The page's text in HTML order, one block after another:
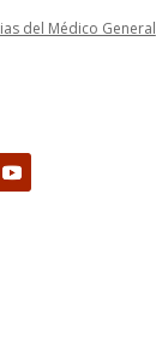
del Médico General